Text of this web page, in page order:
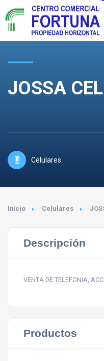
JOSSA
Celulares
Inicio Celulares
Descripción
VENTA DE TELEFONIA,
Productos